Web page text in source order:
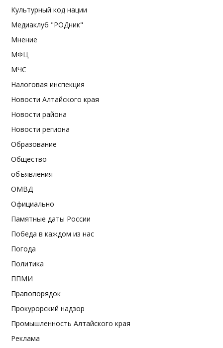
Культурный код нации
Медиаклуб "РОДник"
Мнение
МФЦ
МЧС
Налоговая инспекция
Новости Алтайского края
Новости района
Новости региона
Образование
Общество
объявления
ОМВД
Официально
Памятные даты России
Победа в каждом из нас
Погода
Политика
ППМИ
Правопорядок
Прокурорский надзор
Промышленность Алтайского края
Реклама